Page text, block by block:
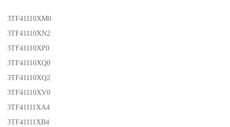
3TF41110XM0
3TF41110XN2
3TF41110XP0
3TF41110XQ0
3TF41110XQ2
3TF41110XV0
3TF41111XA4
3TF41111XB4